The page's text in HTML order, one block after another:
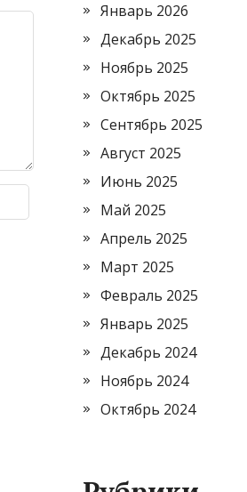
Январь 2026
Декабрь 2025
Ноябрь 2025
Октябрь 2025
Сентябрь 2025
Август 2025
Июнь 2025
Май 2025
Апрель 2025
Март 2025
Февраль 2025
Январь 2025
Декабрь 2024
Ноябрь 2024
Октябрь 2024